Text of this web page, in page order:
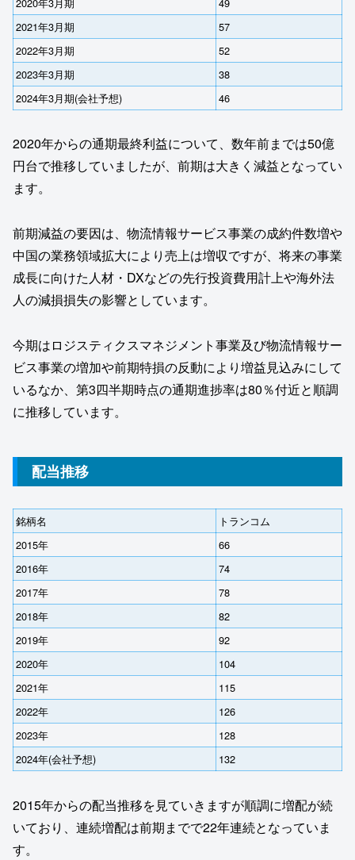
2021年3月期
57
2022年3月期
52
2023年3月期
38
2024年3月期(会社予想)
46
2020年からの通期最終利益について、数年前までは50億
円台で推移していましたが、前期は大きく減益となってい
ます。
前期減益の要因は、物流情報サービス事業の成約件数増や
中国の業務領域拡大により売上は増収ですが、将来の事業
成長に向けた人材・DXなどの先行投資費用計上や海外法
人の減損損失の影響としています。
今期はロジスティクスマネジメント事業及び物流情報サー
ビス事業の増加や前期特損の反動により増益見込みにして
いるなか、第3四半期時点の通期進捗率は80％付近と順調
に推移しています。
配当推移
銘柄名
トランコム
2015年
66
2016年
74
2017年
78
2018年
82
2019年
92
2020年
104
2021年
115
2022年
126
2023年
128
2024年(会社予想)
132
2015年からの配当推移を見ていきますが順調に増配が続
いており、連続増配は前期までで22年連続となっていま
す。